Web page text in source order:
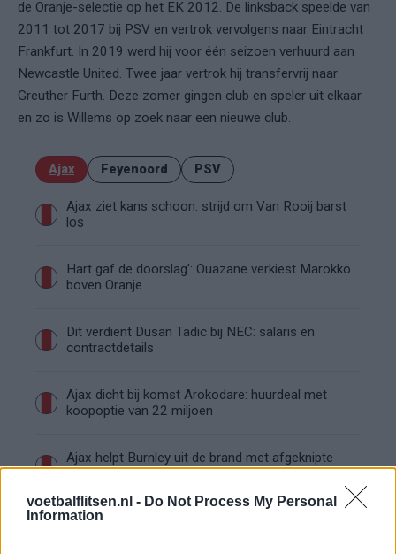
voetbalflitsen.nl - Do Not Process My Personal
Information
de Oranje-selectie op het EK 2012. De linksback speelde van
2011 tot 2017 bij PSV en vertrok vervolgens naar Eintracht
Frankfurt. In 2019 werd hij voor één seizoen verhuurd aan
Newcastle United. Twee jaar vertrok hij transfervrij naar
Greuther Furth. Deze zomer gingen club en speler uit elkaar
en zo is Willems op zoek naar een nieuwe club.
Ajax Feyenoord PSV
Ajax ziet kans schoon: strijd om Van Rooij barst
los
Hart gaf de doorslag': Ouazane verkiest Marokko
boven Oranje
Dit verdient Dusan Tadic bij NEC: salaris en
contractdetails
Ajax dicht bij komst Arokodare: huurdeal met
koopoptie van 22 miljoen
Ajax helpt Burnley uit de brand met afgeknipte
sokken na blunder met tenues
Hakim Ziyech verhuurt opnieuw luxe